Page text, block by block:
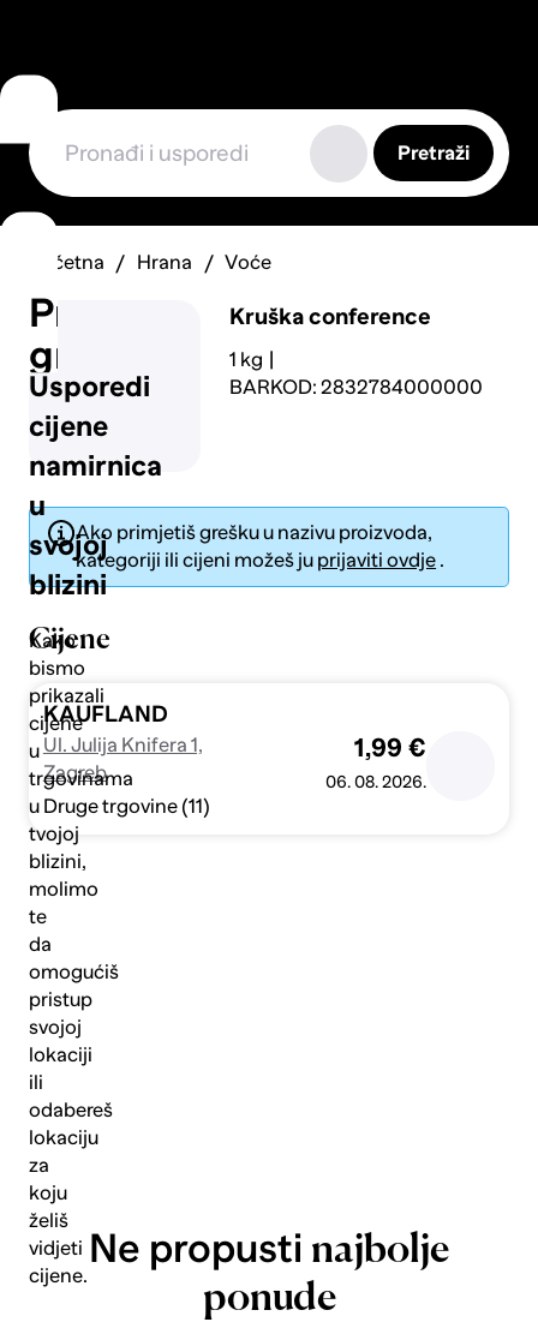
Usporedi
cijene
namirnica
u
svojoj
blizini
Kako
bismo
prikazali
cijene
u
trgovinama
u
tvojoj
blizini,
molimo
te
da
omogućiš
pristup
svojoj
lokaciji
ili
odabereš
lokaciju
za
koju
želiš
vidjeti
cijene.
Prijavi
grešku
Pošalji
Pretraži
Početna Hrana Voće
Kruška conference
1 kg
BARKOD: 2832784000000
Ako primjetiš grešku u nazivu proizvoda,
kategoriji ili cijeni možeš ju prijaviti ovdje .
Cijene
KAUFLAND
Ul. Julija Knifera 1,
Zagreb
Druge trgovine (11)
1,99 €
06. 08. 2026.
Ne propusti najbolje
ponude